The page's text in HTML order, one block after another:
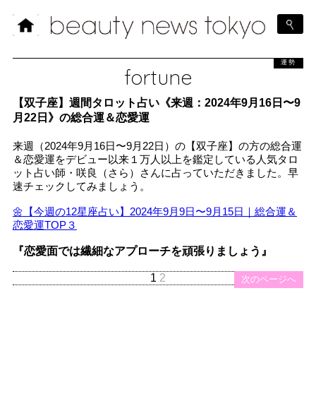
fortune
運勢
【双子座】週間タロット占い《来週：2024年9月16日〜9
月22日》の総合運＆恋愛運
来週（2024年9月16日〜9月22日）の【双子座】の方の総合運
＆恋愛運をデビュー以来１万人以上を鑑定している人気タロ
ット占い師・咲良（さら）さんに占っていただきました。早
速チェックしてみましょう。
🌼【今週の12星座占い】2024年9月9日〜9月15日｜総合運＆
恋愛運TOP３
『恋愛面では繊細なアプローチを頑張りましょう』
次のページへ
1 2